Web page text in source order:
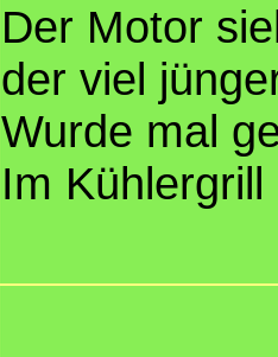
Der Motor
der viel
Wurde mal
Im